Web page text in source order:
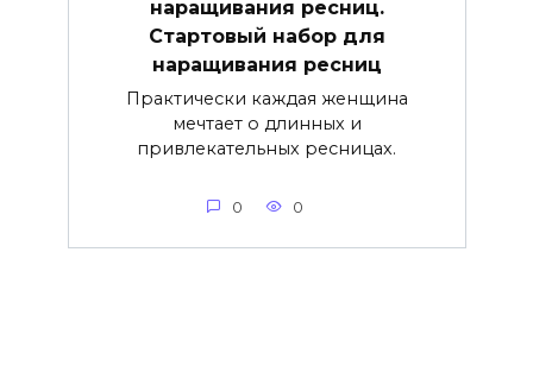
наращивания ресниц.
Стартовый набор для
наращивания ресниц
Практически каждая женщина
мечтает о длинных и
привлекательных ресницах.
0 0